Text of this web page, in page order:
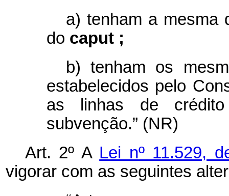
a) tenham a mesma
do caput ;
b) tenham os
estabelecidos pelo
as linhas de
subvenção.” (NR)
Art. 2º A Lei nº 11.529,
vigorar com as seguintes